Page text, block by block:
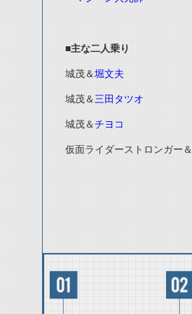
■主な二人乗り
城茂＆堀文夫
城茂＆ 三田タツオ
城茂＆チヨコ
仮面ライダーストロンガー＆